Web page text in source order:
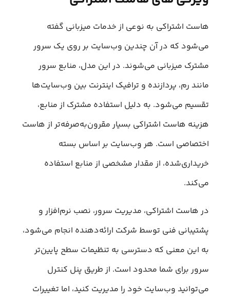
هاست اشتراکی به نوعی از خدمات میزبانی گفته
می‌شود که در آن چندین وب‌سایت بر روی یک سرور
مشترک میزبانی می‌شوند. در این مدل، منابع سرور
مانند رم، پردازنده و ترافیک اینترنت بین وب‌سایت‌ها
تقسیم می‌شود. به دلیل استفاده مشترک از منابع،
هزینه هاست اشتراکی بسیار مقرون‌به‌صرفه‌تر از هاست
اختصاصی است. هر وب‌سایت بر اساس بسته
خریداری‌شده، از مقدار مشخصی از منابع استفاده
می‌کند.
در هاست اشتراکی، مدیریت سرور، نصب نرم‌افزار و
پشتیبانی فنی توسط شرکت ارائه‌دهنده انجام می‌شود،
به این معنی که دسترسی به تنظیمات سطح پایین‌تر
سرور برای شما محدود است. از طریق پنل کنترل
می‌توانید وب‌سایت خود را مدیریت کنید، اما تغییرات